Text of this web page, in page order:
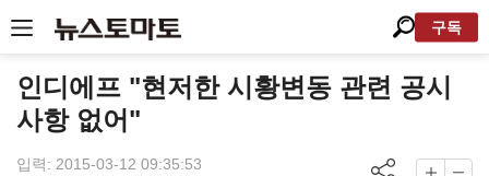
구독
인디에프 "현저한 시황변동 관련 공시
사항 없어"
입력: 2015-03-12 09:35:53